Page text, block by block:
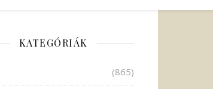
KATEGÓRIÁK
(865)